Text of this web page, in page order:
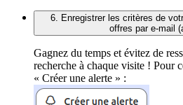
6. Enregistrer les critères de
offres par e-mail
Gagnez du temps et évitez de
recherche à chaque visite ! Pour
« Créer une alerte » :